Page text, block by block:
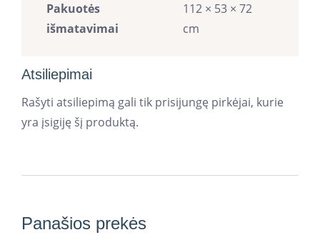
Pakuotės
išmatavimai
112 × 53 × 72
cm
Atsiliepimai
Rašyti atsiliepimą gali tik prisijungę pirkėjai, kurie
yra įsigiję šį produktą.
Panašios prekės